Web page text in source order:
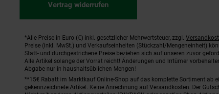
Vertrag widerrufen
Fußnoten
*Alle Preise in Euro (€) inkl. gesetzlicher Mehrwertsteuer, zzgl.
Preise (inkl. MwSt.) und Verkaufseinheiten (Stückzahl/Mengeneinheit)
Statt- und durchgestrichene Preise beziehen sich auf unseren zuvor
Alle Artikel solange der Vorrat reicht! Änderungen und Irrtümer
Abgabe nur in haushaltsüblichen Mengen!
**15€ Rabatt im Marktkauf Online-Shop auf das komplette Sortiment ab
gekennzeichnete Artikel. Keine Anrechnung auf Versandkosten. Der